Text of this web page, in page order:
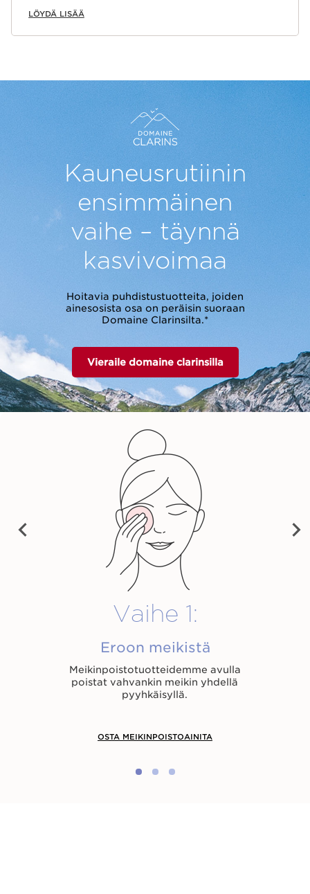
LÖYDÄ LISÄÄ
Kauneusrutiinin
ensimmäinen
vaihe – täynnä
kasvivoimaa
Hoitavia puhdistustuotteita, joiden
ainesosista osa on peräisin suoraan
Domaine Clarinsilta.*
Vieraile domaine clarinsilla
PRE
VIO
Vaihe 1:
Eroon meikistä
Meikinpoistotuotteidemme avulla
poistat vahvankin meikin yhdellä
pyyhkäisyllä.
OSTA MEIKINPOISTOAINITA
NEX
T
Osta nyt
Cleansing Micellar
Water
31,00 €
Osta nyt Osta nyt